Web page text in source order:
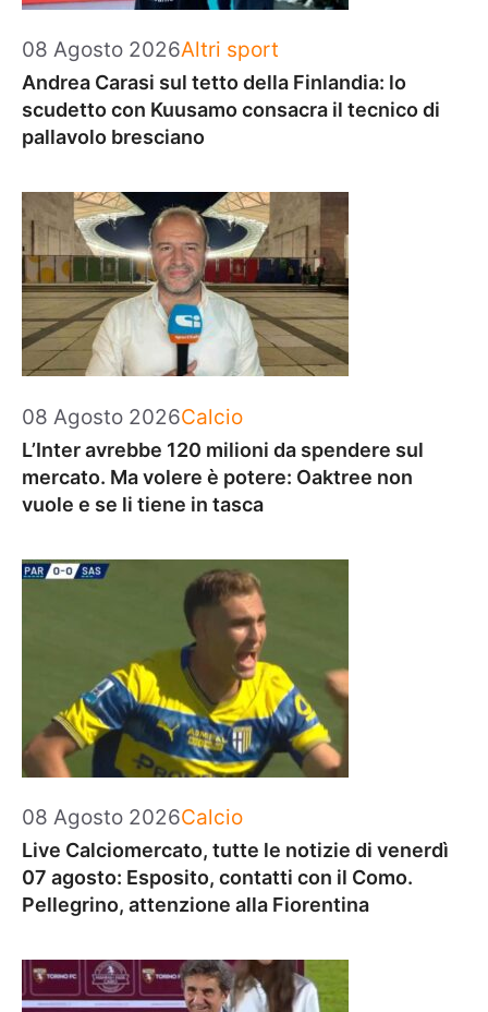
08 Agosto 2026Categorie
Altri sport
Andrea Carasi sul tetto della Finlandia: lo
scudetto con Kuusamo consacra il tecnico di
pallavolo bresciano
08 Agosto 2026Categorie
Calcio
L’Inter avrebbe 120 milioni da spendere sul
mercato. Ma volere è potere: Oaktree non
vuole e se li tiene in tasca
08 Agosto 2026Categorie
Calcio
Live Calciomercato, tutte le notizie di venerdì
07 agosto: Esposito, contatti con il Como.
Pellegrino, attenzione alla Fiorentina